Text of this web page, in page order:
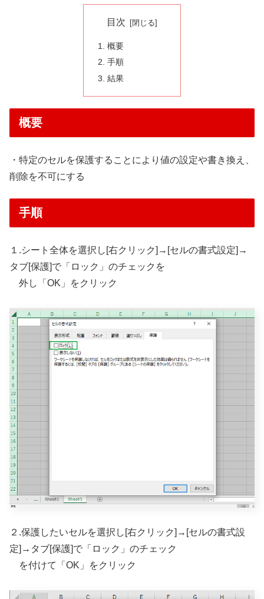
目次
概要
手順
結果
概要
・特定のセルを保護することにより値の設定や書き換え、
削除を不可にする
手順
１.シート全体を選択し[右クリック]→[セルの書式設定]→
タブ[保護]で「ロック」のチェックを
外し「OK」をクリック
２.保護したいセルを選択し[右クリック]→[セルの書式設
定]→タブ[保護]で「ロック」のチェック
を付けて「OK」をクリック